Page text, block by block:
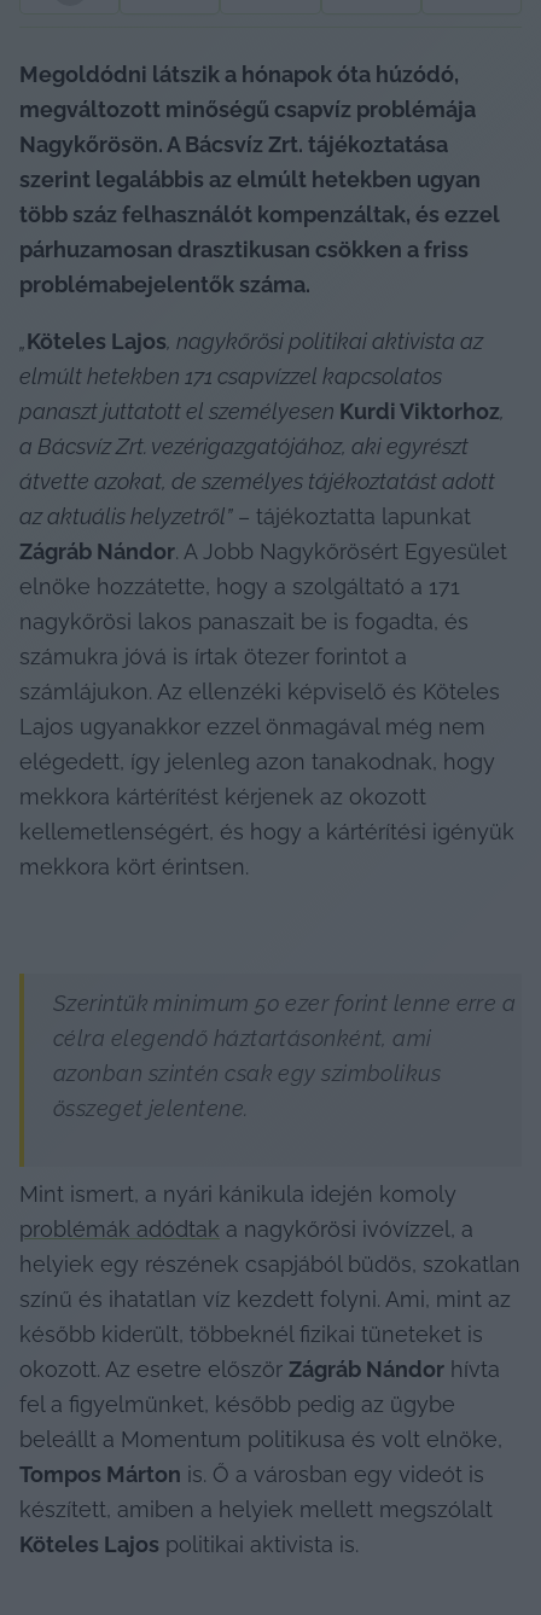
Megoldódni látszik a hónapok óta húzódó,
megváltozott minőségű csapvíz problémája
Nagykőrösön. A Bácsvíz Zrt. tájékoztatása
szerint legalábbis az elmúlt hetekben ugyan
több száz felhasználót kompenzáltak, és ezzel
párhuzamosan drasztikusan csökken a friss
problémabejelentők száma.
„Köteles Lajos, nagykőrösi politikai aktivista az
elmúlt hetekben 171 csapvízzel kapcsolatos
panaszt juttatott el személyesen Kurdi Viktorhoz,
a Bácsvíz Zrt. vezérigazgatójához, aki egyrészt
átvette azokat, de személyes tájékoztatást adott
az aktuális helyzetről”
Zágráb Nándor. A Jobb Nagykőrösért Egyesület
elnöke hozzátette, hogy a szolgáltató a 171
nagykőrösi lakos panaszait be is fogadta, és
számukra jóvá is írtak ötezer forintot a
számlájukon. Az ellenzéki képviselő és Köteles
Lajos ugyanakkor ezzel önmagával még nem
elégedett, így jelenleg azon tanakodnak, hogy
mekkora kártérítést kérjenek az okozott
kellemetlenségért, és hogy a kártérítési igényük
mekkora kört érintsen.
Szerintük minimum 50 ezer forint lenne erre a
célra elegendő háztartásonként, ami
azonban szintén csak egy szimbolikus
összeget jelentene.
problémák adódtak a nagykőrösi ivóvízzel, a
helyiek egy részének csapjából büdös, szokatlan
színű és ihatatlan víz kezdett folyni. Ami, mint az
később kiderült, többeknél fizikai tüneteket is
okozott. Az esetre először Zágráb Nándor hívta
fel a figyelmünket, később pedig az ügybe
Tompos Márton is. Ő a városban egy videót is
Köteles Lajos politikai aktivista is.